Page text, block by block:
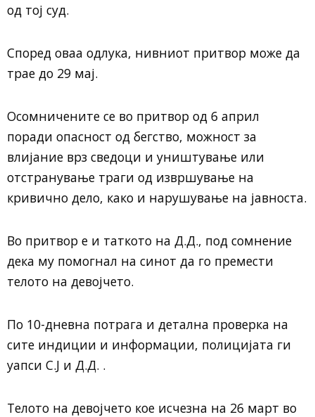
од тој суд.
Според оваа одлука, нивниот притвор може да
трае до 29 мај.
Осомничените се во притвор од 6 април
поради опасност од бегство, можност за
влијание врз сведоци и уништување или
отстранување траги од извршување на
кривично дело, како и нарушување на јавноста.
Во притвор е и таткото на Д.Д., под сомнение
дека му помогнал на синот да го премести
телото на девојчето.
По 10-дневна потрага и детална проверка на
сите индиции и информации, полицијата ги
уапси С.Ј и Д.Д. .
Телото на девојчето кое исчезна на 26 март во